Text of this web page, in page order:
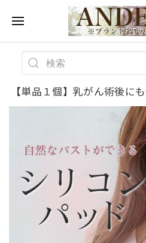
【単品１個】乳がん術後に